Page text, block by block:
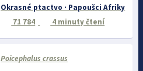
Okrasné ptactvo · Papoušci Afriky
71 784
4 minuty čtení
Poicephalus crassus